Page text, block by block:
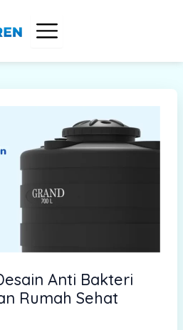
Anti Bakteri
Rumah Sehat